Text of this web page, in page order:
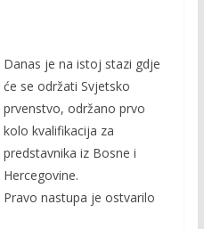
Li
Danas je na istoj stazi gdje
će se održati Svjetsko
prvenstvo, održano prvo
kolo kvalifikacija za
predstavnika iz Bosne i
Hercegovine.
Pravo nastupa je ostvarilo